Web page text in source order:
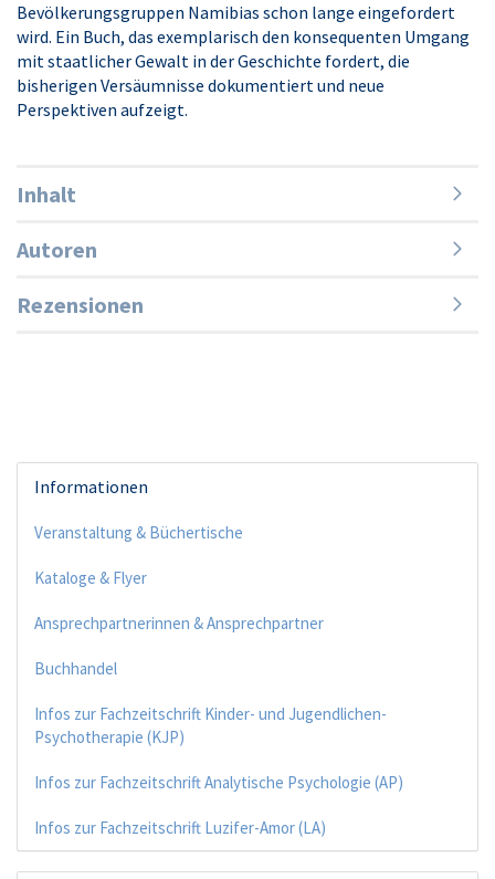
Bevölkerungsgruppen Namibias schon lange eingefordert
wird. Ein Buch, das exemplarisch den konsequenten Umgang
mit staatlicher Gewalt in der Geschichte fordert, die
bisherigen Versäumnisse dokumentiert und neue
Perspektiven aufzeigt.
Inhalt
Autoren
Rezensionen
Informationen
Veranstaltung & Büchertische
Kataloge & Flyer
Ansprechpartnerinnen & Ansprechpartner
Buchhandel
Infos zur Fachzeitschrift Kinder- und Jugendlichen-
Psychotherapie (KJP)
Infos zur Fachzeitschrift Analytische Psychologie (AP)
Infos zur Fachzeitschrift Luzifer-Amor (LA)